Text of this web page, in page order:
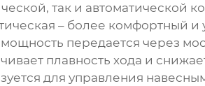
так и автоматической
– более комфортный и
передается через
плавность хода и
для управления